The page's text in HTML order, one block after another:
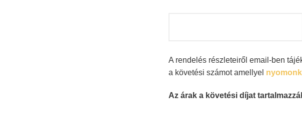
A rendelés részleteiről email-ben
a követési számot amellyel
Az árak a követési díjat